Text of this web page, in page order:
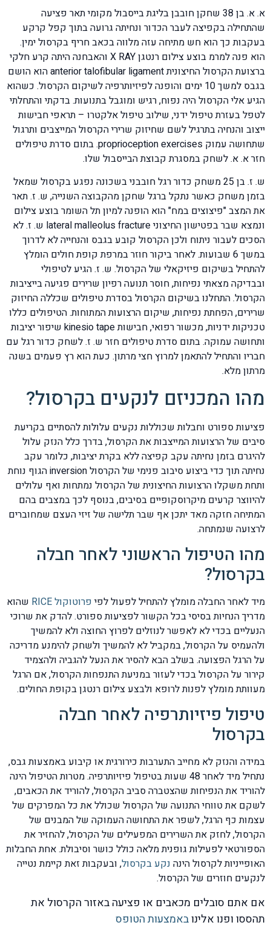
א. א. בן 38 שחקן חובבן בליגת בייסבול מקומי תאר פציעה
שהתחילה בקפיצה לעבר הכדור ונחיתה גרועה בתוך קפל קרקע
בעקבות כך הוא חש מתיחה עזה מלווה בכאב חריף בקרסול ימין.
הוא פנה למרמ בוצע צילום רנטגן X RAY והאבחנה היתה קרע חלקי
ברצועת הקרסול החיצונית anterior talofibular ligament הוא הושם
בגבס למשך 10 ימים והופנה לפיזיותרפיה לשיקום הקרסול. כשהוא
הגיע אלי הקרסול היה נפוח, רגיש ומוגבל בתנועות. בדקתי והתחלתי
לטפל בעזרת טיפול ידני, שילוב טיפול אלקטרו – תראפי חבישות
ייצוב והנחיה בתרגיל לשם שחיזוק שרירי הקרסול המייצבים ותרגול
שתחושה עמוק proprioception exercises. בתום סדרת טיפולים
חזר א. א. לשחק במסגרת קבוצת הבייסבול שלו.
ש. ז. בן 25 משחק כדור רגל חובבני בשכונה נפגע בקרסול שמאל
בזמן משחק כאשר נתקל ברגל שחקן מהקבוצה השנייה, ש. ז. תאר
את המצב "פיצוצים במח" הוא הופנה למיון תל השומר בוצע צילום
ונמצא שבר בפטישון החיצוני lateral malleolus fracture ש. ז. לא
הסכים לעבור ניתוח ולכן הקרסול קובע בגבס והנחייה לא לדרוך
במשך 6 שבועות. לאחר ביקור חוזר במרפת קופת חולים הומלץ
להתחיל בשיקום פיזיקאלי של הקרסול. ש. ז. הגיע לטיפולי
ובבדיקה מצאתי נפיחות, חוסר תנועה רפיון שרירים פגיעה בייציבות
הקרסול. התחלנו בשיקום הקרסול בסדרת טיפולים שכללה החיזוק
שרירים, הפחתת נפיחות, שיקום הרצועות המתוחות. הטיפולים כללו
טכניקות ידניות, מכשור רפואי, חבישות kinesio tape שיפור יציבות
ותחושה עמוקה. בתום סדרת טיפולים חזר ש. ז. לשחק כדור רגל עם
חבריו והתחיל להתאמן למרוץ חצי מרתון. כעת הוא רץ פעמים בשנה
מרתון מלא.
מהו המכניזם לנקעים בקרסול?
פציעות ספורט וחבלות שכוללות נקעים עלולות להסתיים בקריעת
סיבים של הרצועות המייצבות את הקרסול, בדרך כלל הנזק עלול
להיגרם בזמן נחיתה עקב קפיצה ללא בקרת יציבות, כלומר עקב
נחיתה תוך כדי ביצוע סיבוב פנימי של הקרסול inversion הגוף נוחת
ותחת משקלו הרצועות החיצונית של הקרסול נמתחות ואף עלולים
להיווצר קרעים מיקרוסקופיים בסיבים, בנוסף לכך במצבים בהם
המתיחה חזקה מאד יתכן אף שבר תלישה של זיזי העצם שמחוברים
לרצועה שנמתחה.
מהו הטיפול הראשוני לאחר חבלה
בקרסול?
מיד לאחר החבלה מומלץ להתחיל לפעול לפי פרוטוקול RICE
שהוא
מדריך הנחיות בסיסי בכל הקשור לפציעות ספורט. להדק את שרוכי
הנעליים בכדי לא לאפשר לנוזלים לפרוץ החוצה ולא להמשיך
ולהעמיס על הקרסול, במקביל לא להמשיך ולשחק להימנע מדריכה
על הרגל הפצועה. בשלב הבא להסיר את הנעל להגביה ולהצמיד
קירור על הקרסול בכדי לעזור במניעת התנפחות הקרסול, אם הרגל
מעוותת מומלץ לפנות לרופא ולבצע צילום רנטגן בקופת החולים.
טיפול פיזיותרפיה לאחר חבלה
בקרסול
במידה והנזק לא מחייב התערבות כירורגית או קיבוע באמצעות גבס,
נתחיל מיד לאחר 48 שעות בטיפול פיזיותרפיה. מטרות הטיפול הינה
להוריד את הנפיחות שהצטברה סביב הקרסול, להוריד את הכאבים,
לשקם את טווחי התנועה של הקרסול שכולל את כל המפרקים של
עצמות כף הרגל, לשפר את התחושה העמוקה של המבנים של
הקרסול, לחזק את השרירים המפעילים של הקרסול, להחזיר את
הספורטאי לפעילות גופנית מלאה כולל כושר וסיבולת. אחת החבלות
האופייניות לקרסול הינה נקע בקרסול, ובעקבות זאת קיימת נטייה
לנקעים חוזרים של הקרסול.
אם אתם סובלים מכאבים או פציעה באזור הקרסול את
תהססו ופנו אלינובאמצעות הטופס